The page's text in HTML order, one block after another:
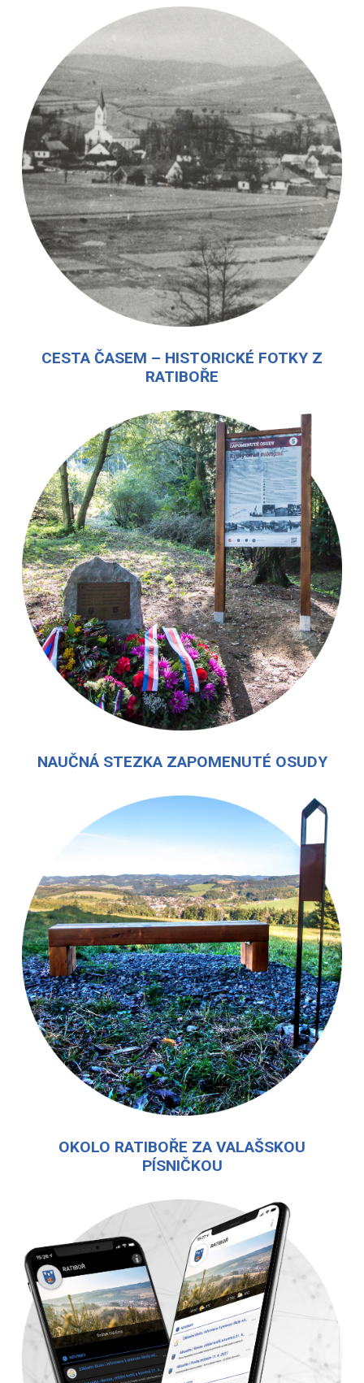
CESTA ČASEM – HISTORICKÉ FOTKY Z
RATIBOŘE
NAUČNÁ STEZKA ZAPOMENUTÉ OSUDY
OKOLO RATIBOŘE ZA VALAŠSKOU
PÍSNIČKOU